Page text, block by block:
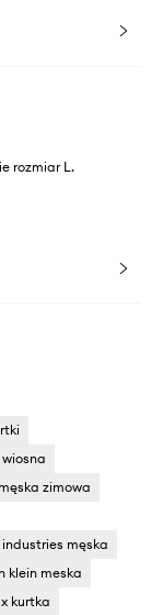
rozmiar L.
zimowa
męska
klein meska
kurtka